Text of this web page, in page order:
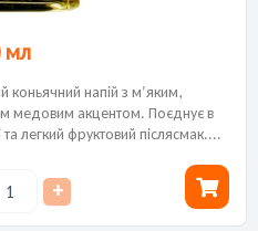
мл
напій з м’яким,
медовим акцентом. Поєднує в
та легкий фруктовий післясмак....
+